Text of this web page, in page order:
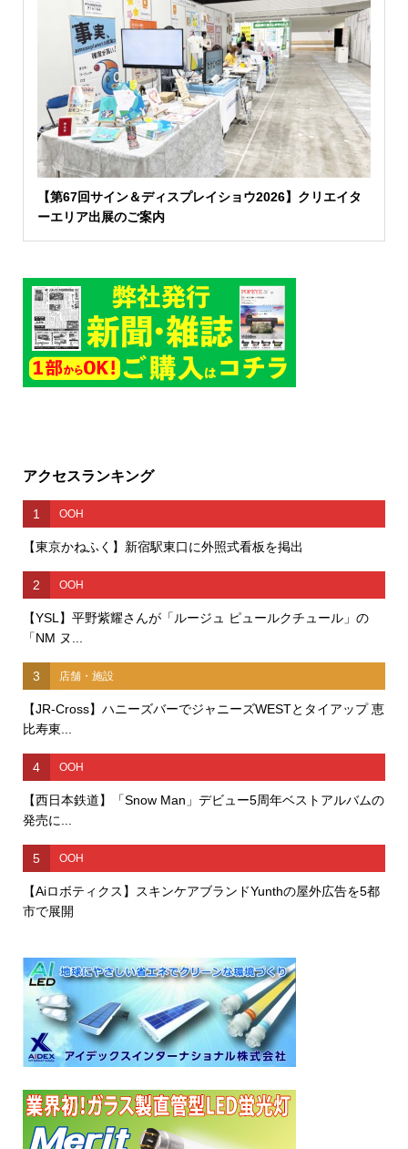
【第67回サイン＆ディスプレイショウ2026】クリエイタ
ーエリア出展のご案内
アクセスランキング
1 OOH
【東京かねふく】新宿駅東口に外照式看板を掲出
2 OOH
【YSL】平野紫耀さんが「ルージュ ピュールクチュール」の
「NM ヌ...
3 店舗・施設
【JR-Cross】ハニーズバーでジャニーズWESTとタイアップ 恵
比寿東...
4 OOH
【西日本鉄道】「Snow Man」デビュー5周年ベストアルバムの
発売に...
5 OOH
【Aiロボティクス】スキンケアブランドYunthの屋外広告を5都
市で展開